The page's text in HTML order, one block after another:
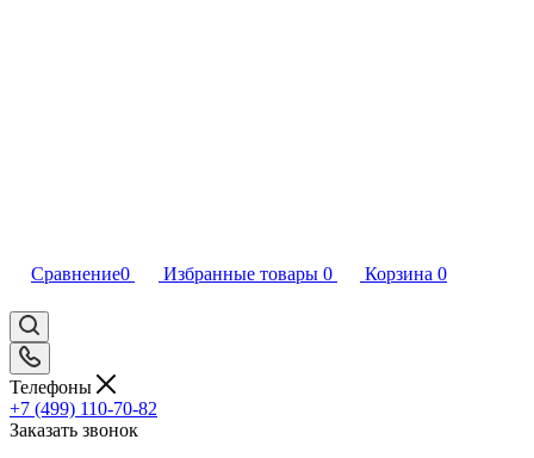
Сравнение0 Избранные товары 0 Корзина 0
Телефоны
+7 (499) 110-70-82
Заказать звонок